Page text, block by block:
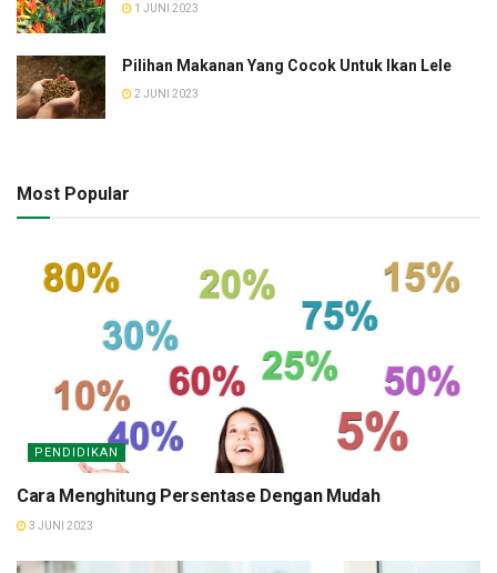
1 JUNI 2023
Pilihan Makanan Yang Cocok Untuk Ikan Lele
2 JUNI 2023
Most Popular
PENDIDIKAN
Cara Menghitung Persentase Dengan Mudah
3 JUNI 2023